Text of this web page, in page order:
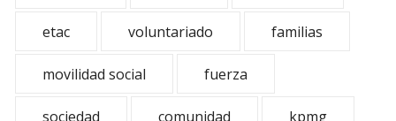
etac voluntariado familias
movilidad social fuerza
sociedad comunidad kpmg